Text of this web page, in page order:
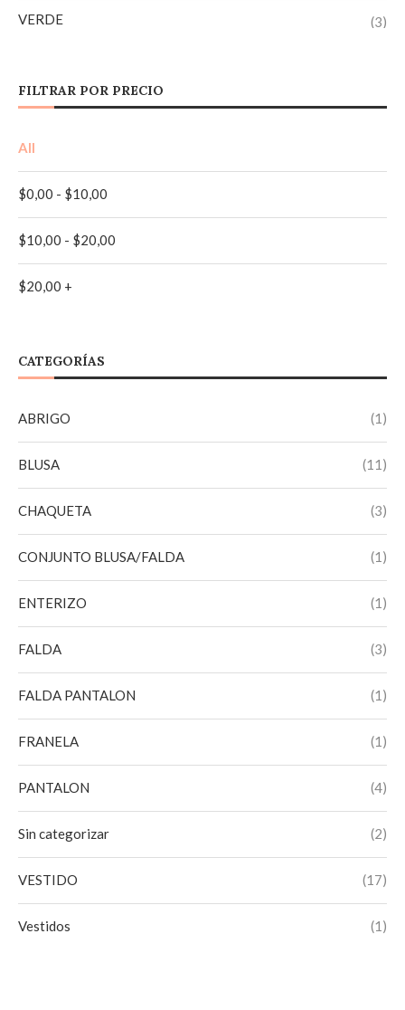
VERDE (3)
AZUL (1)
AZUL MARINO
NEGRO
TURQUESA
VINO TINTO
FILTRAR POR PRECIO
All
$0,00 - $10,00
$10,00 - $20,00
$20,00 +
CATEGORÍAS
ABRIGO (1)
BLUSA (11)
CHAQUETA (3)
CONJUNTO BLUSA/FALDA (1)
ENTERIZO (1)
FALDA (3)
FALDA PANTALON (1)
FRANELA (1)
PANTALON (4)
Sin categorizar (2)
VESTIDO (17)
Vestidos (1)